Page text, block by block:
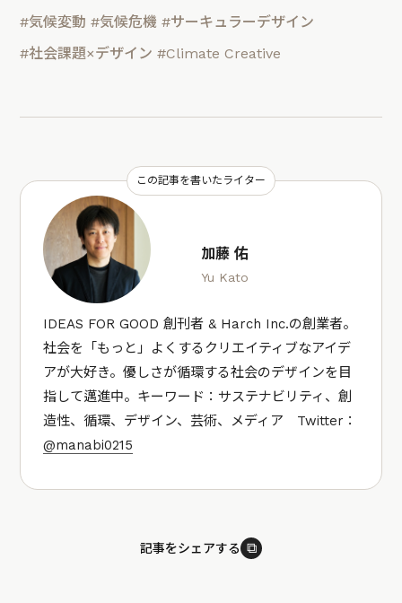
#気候変動 #気候危機 #サーキュラーデザイン
#社会課題×デザイン #Climate Creative
この記事を書いたライター
加藤 佑
Yu Kato
IDEAS FOR GOOD 創刊者 & Harch Inc.の創業者。
社会を「もっと」よくするクリエイティブなアイデ
アが大好き。優しさが循環する社会のデザインを目
指して邁進中。キーワード：サステナビリティ、創
造性、循環、デザイン、芸術、メディア Twitter：
@manabi0215
記事をシェアする ⧉